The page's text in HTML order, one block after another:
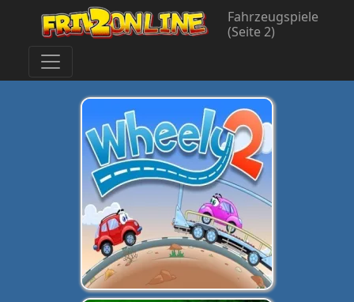
Fahrzeugspiele
(Seite 2)